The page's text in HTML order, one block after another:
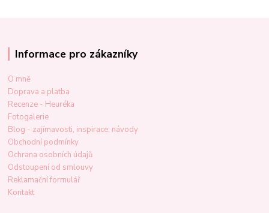
Informace pro zákazníky
O mně
Doprava a platba
Recenze - Heuréka
Fotogalerie
Blog - zajímavosti, inspirace, návody
Obchodní podmínky
Ochrana osobních údajů
Odstoupení od smlouvy
Reklamační formulář
Kontakt